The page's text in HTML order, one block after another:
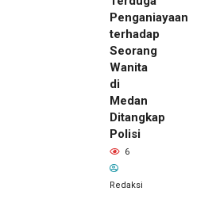
Penganiayaan
terhadap
Seorang
Wanita
di
Medan
Ditangkap
Polisi
6
Redaksi
19 jam lalu
Kepala
DPMPTSP
Deli
Serdang
Bantah
Terlibat